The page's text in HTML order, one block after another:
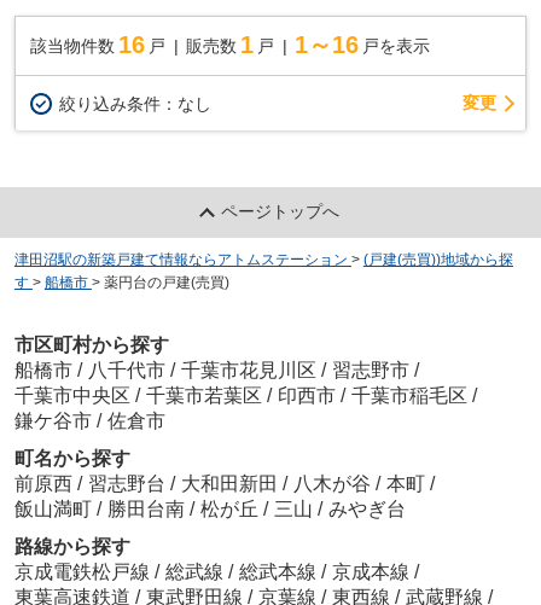
該当物件数 16 戸 販売数 1 戸 1～16 戸を表示
絞り込み条件： なし 変更
ページトップへ
津田沼駅の新築戸建て情報ならアトムステーション > (戸建(売買))地域から探
す > 船橋市 > 薬円台の戸建(売買)
市区町村から探す
船橋市 / 八千代市 / 千葉市花見川区 / 習志野市 /
千葉市中央区 / 千葉市若葉区 / 印西市 / 千葉市稲毛区 /
鎌ケ谷市 / 佐倉市
町名から探す
前原西 / 習志野台 / 大和田新田 / 八木が谷 / 本町 /
飯山満町 / 勝田台南 / 松が丘 / 三山 / みやぎ台
路線から探す
京成電鉄松戸線 / 総武線 / 総武本線 / 京成本線 /
東葉高速鉄道 / 東武野田線 / 京葉線 / 東西線 / 武蔵野線 /